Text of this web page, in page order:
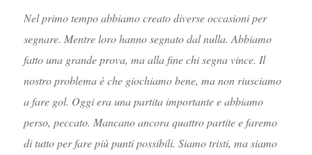
Nel primo tempo abbiamo creato diverse occasioni per
segnare. Mentre loro hanno segnato dal nulla. Abbiamo
fatto una grande prova, ma alla fine chi segna vince. Il
nostro problema è che giochiamo bene, ma non riusciamo
a fare gol. Oggi era una partita importante e abbiamo
perso, peccato. Mancano ancora quattro partite e faremo
di tutto per fare più punti possibili. Siamo tristi, ma siamo